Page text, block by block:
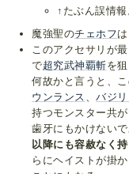
↑たぶん誤情報
魔強聖のチェホフ
このアクセサリが
で超究武神覇斬を
何故かと言うと、
ウンランス 、バジリ
持つモンスター共
歯牙にもかけない
以降にも容赦なく
らにヘイストが掛